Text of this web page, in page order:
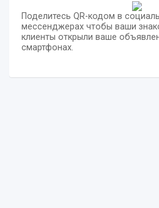
Поделитесь QR-кодом в
мессенджерах чтобы ваши
клиенты открыли ваше
смартфонах.